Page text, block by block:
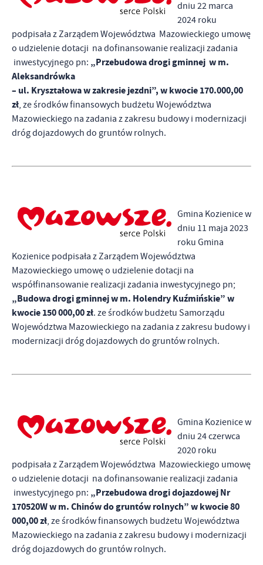
dniu 22 marca
2024 roku
podpisała z Zarządem Województwa Mazowieckiego umowę
o udzielenie dotacji na dofinansowanie realizacji zadania
inwestycyjnego pn: „Przebudowa drogi gminnej w m.
Aleksandrówka
– ul. Kryształowa w zakresie jezdni”, w kwocie 170.000,00
zł, ze środków finansowych budżetu Województwa
Mazowieckiego na zadania z zakresu budowy i modernizacji
dróg dojazdowych do gruntów rolnych.
Gmina Kozienice w
dniu 11 maja 2023
roku Gmina
Kozienice podpisała z Zarządem Województwa
Mazowieckiego umowę o udzielenie dotacji na
współfinansowanie realizacji zadania inwestycyjnego pn;
„Budowa drogi gminnej w m. Holendry Kuźmińskie” w
kwocie 150 000,00 zł. ze środków budżetu Samorządu
Województwa Mazowieckiego na zadania z zakresu budowy i
modernizacji dróg dojazdowych do gruntów rolnych.
Gmina Kozienice w
dniu 24 czerwca
2020 roku
podpisała z Zarządem Województwa Mazowieckiego umowę
o udzielenie dotacji na dofinansowanie realizacji zadania
inwestycyjnego pn: „Przebudowa drogi dojazdowej Nr
170520W w m. Chinów do gruntów rolnych” w kwocie 80
000,00 zł, ze środków finansowych budżetu Województwa
Mazowieckiego na zadania z zakresu budowy i modernizacji
dróg dojazdowych do gruntów rolnych.
treści w postaci wiadomości, ofert, komunikatów mediów